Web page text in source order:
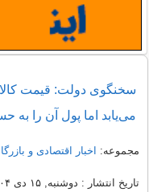
می‌یابد اما پول آن را به
مجموعه: اخبار اقتصادی و
تاریخ انتشار : دوشنبه, ۱۵ دی ۱۴۰۴ ۱۹:۰۲